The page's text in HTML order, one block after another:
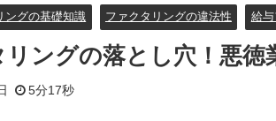
ングの基礎知識 ファクタリングの違法性 給
リングの落とし穴！悪徳
5分17秒